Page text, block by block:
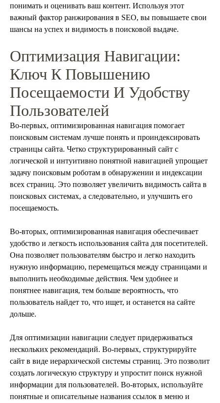
понимать и оценивать ваш контент. Используя этот
важный фактор ранжирования в SEO, вы повышаете свои
шансы на успех и видимость в поисковой выдаче.
Оптимизация Навигации:
Ключ К Повышению
Посещаемости И Удобству
Пользователей
Во-первых, оптимизированная навигация помогает
поисковым системам лучше понять и проиндексировать
страницы сайта. Четко структурированный сайт с
логической и интуитивно понятной навигацией упрощает
задачу поисковым роботам в обнаружении и индексации
всех страниц. Это позволяет увеличить видимость сайта в
поисковых системах, а следовательно, и улучшить его
посещаемость.
Во-вторых, оптимизированная навигация обеспечивает
удобство и легкость использования сайта для посетителей.
Она позволяет пользователям быстро и легко находить
нужную информацию, перемещаться между страницами и
выполнить необходимые действия. Чем удобнее и
понятнее навигация, тем больше вероятность, что
пользователь найдет то, что ищет, и останется на сайте
дольше.
Для оптимизации навигации следует придерживаться
нескольких рекомендаций. Во-первых, структурируйте
сайт в виде иерархической системы страниц. Это позволит
создать логическую структуру и упростит поиск нужной
информации для пользователей. Во-вторых, используйте
понятные и описательные названия ссылок в меню и